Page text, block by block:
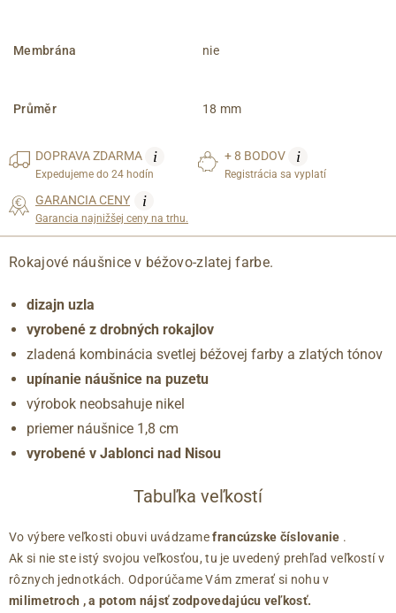
Membrána nie
Průměr 18 mm
DOPRAVAZDARMA i
Expedujeme do 24 hodín
+ 8 BODOV i
Registrácia sa vyplatí
GARANCIA CENY i
Garancia najnižšej ceny na trhu.
Rokajové náušnice v béžovo-zlatej farbe.
dizajn uzla
vyrobené z drobných rokajlov
zladená kombinácia svetlej béžovej farby a zlatých tónov
upínanie náušnice na puzetu
výrobok neobsahuje nikel
priemer náušnice 1,8 cm
vyrobené v Jablonci nad Nisou
Tabuľka veľkostí
Vo výbere veľkosti obuvi uvádzamefrancúzske číslovanie .
Ak si nie ste istý svojou veľkosťou, tu je uvedený prehľad veľkostí v
rôznych jednotkách. Odporúčame Vám zmerať si nohu v
milimetroch , a potom nájsť zodpovedajúcu veľkosť.